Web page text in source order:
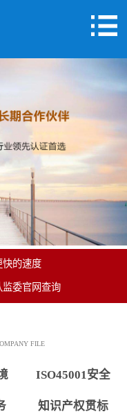
快的速度
监委官网查询
FILE
ISO45001安全
知识产权贯标